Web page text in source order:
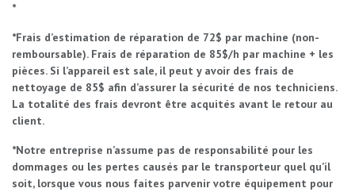
*
*Frais d’estimation de réparation de 72$ par machine (non-
remboursable). Frais de réparation de 85$/h par machine + les
pièces. Si l’appareil est sale, il peut y avoir des frais de
nettoyage de 85$ afin d’assurer la sécurité de nos techniciens.
La totalité des frais devront être acquités avant le retour au
client.
*Notre entreprise n’assume pas de responsabilité pour les
dommages ou les pertes causés par le transporteur quel qu’il
soit, lorsque vous nous faites parvenir votre équipement pour